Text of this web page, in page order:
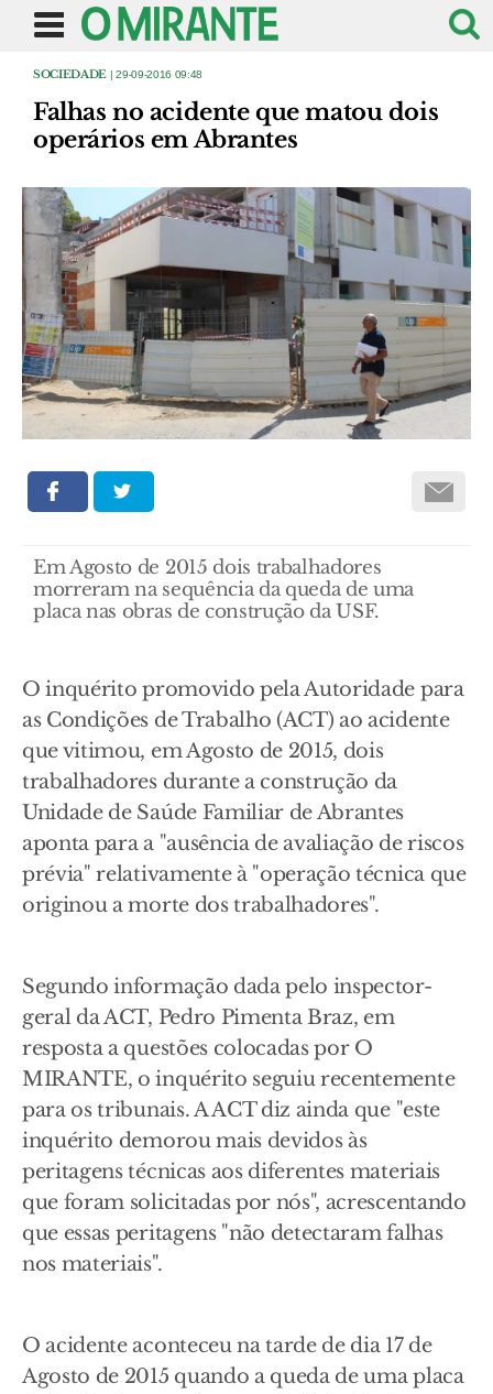
SOCIEDADE | 29-09-2016 09:48
Falhas no acidente que matou dois
operários em Abrantes
Em Agosto de 2015 dois trabalhadores
morreram na sequência da queda de uma
placa nas obras de construção da USF.
O inquérito promovido pela Autoridade para
as Condições de Trabalho (ACT) ao acidente
que vitimou, em Agosto de 2015, dois
trabalhadores durante a construção da
Unidade de Saúde Familiar de Abrantes
aponta para a "ausência de avaliação de riscos
prévia" relativamente à "operação técnica que
originou a morte dos trabalhadores".
Segundo informação dada pelo inspector-
geral da ACT, Pedro Pimenta Braz, em
resposta a questões colocadas por O
MIRANTE, o inquérito seguiu recentemente
para os tribunais. A ACT diz ainda que "este
inquérito demorou mais devidos às
peritagens técnicas aos diferentes materiais
que foram solicitadas por nós", acrescentando
que essas peritagens "não detectaram falhas
nos materiais".
O acidente aconteceu na tarde de dia 17 de
Agosto de 2015 quando a queda de uma placa